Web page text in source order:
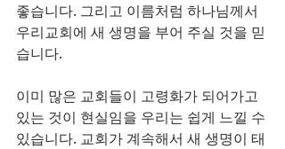
좋습니다. 그리고 이름처럼 하나님께서
우리교회에 새 생명을 부어 주실 것을 믿
습니다.
이미 많은 교회들이 고령화가 되어가고
있는 것이 현실임을 우리는 쉽게 느낄 수
있습니다. 교회가 계속해서 새 생명이 태